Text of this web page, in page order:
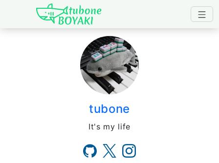
Japanese IT Developer's
tubone
It's my life